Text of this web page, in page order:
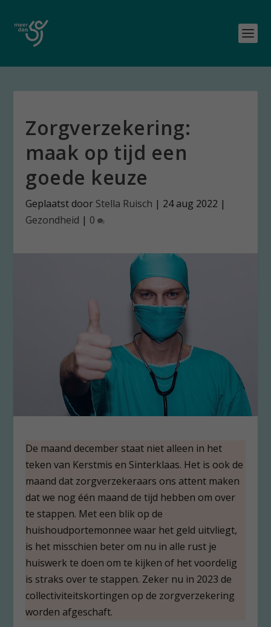
Zorgverzekering:
maak op tijd een
goede keuze
Geplaatst door Stella Ruisch | 24 aug 2022 |
Gezondheid | 0
De maand december staat niet alleen in het
teken van Kerstmis en Sinterklaas. Het is ook de
maand dat zorgverzekeraars ons attent maken
dat we nog één maand de tijd hebben om over
te stappen. Met een blik op de
huishoudportemonnee waar het geld uitvliegt,
is het misschien beter om nu in alle rust je
huiswerk te doen om te kijken of het voordelig
is straks over te stappen. Zeker nu in 2023 de
collectiviteitskortingen op de zorgverzekering
worden afgeschaft.